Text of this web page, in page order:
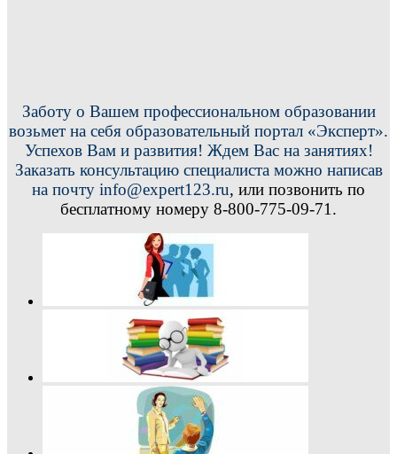
Заботу о Вашем профессиональном образовании
возьмет на себя образовательный портал «Эксперт».
Успехов Вам и развития! Ждем Вас на занятиях!
Заказать консультацию специалиста можно написав
на почту info@expert123.ru, или позвонить по
бесплатному номеру 8-800-775-09-71.